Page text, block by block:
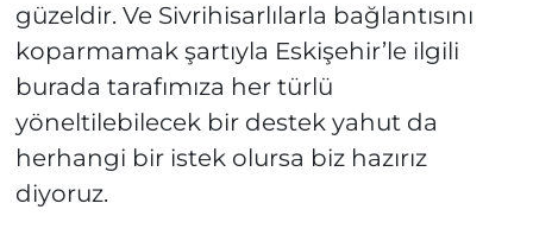
güzeldir. Ve Sivrihisarlılarla bağlantısını
koparmamak şartıyla Eskişehir’le ilgili
burada tarafımıza her türlü
yöneltilebilecek bir destek yahut da
herhangi bir istek olursa biz hazırız
diyoruz.